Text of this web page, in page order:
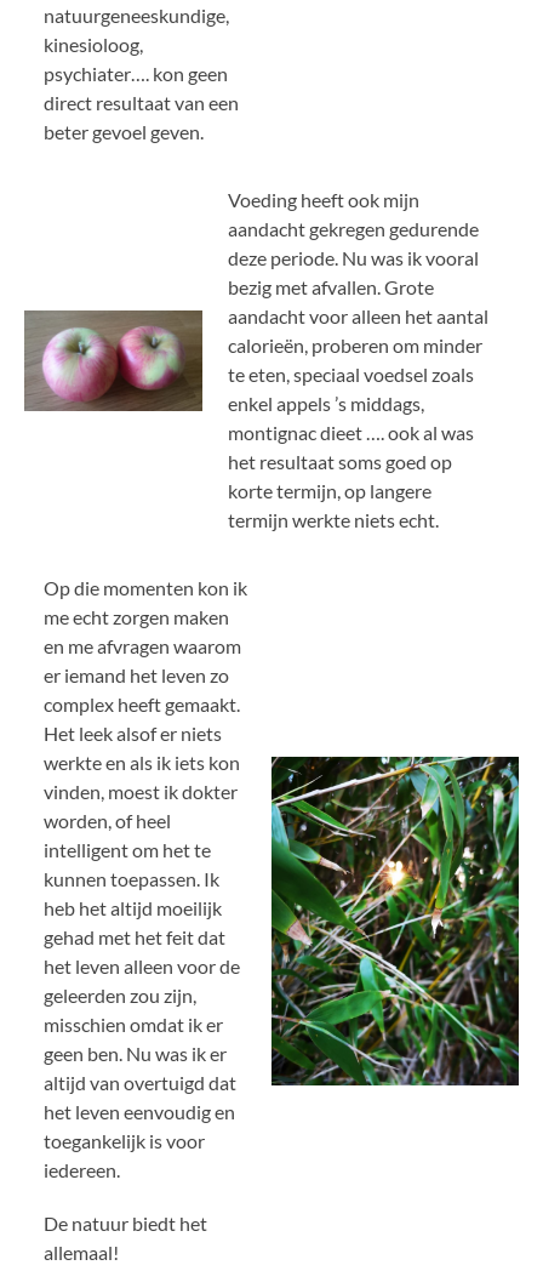
natuurgeneeskundige,
kinesioloog,
psychiater…. kon geen
direct resultaat van een
beter gevoel geven.
Voeding heeft ook mijn
aandacht gekregen gedurende
deze periode. Nu was ik vooral
bezig met afvallen. Grote
aandacht voor alleen het aantal
calorieën, proberen om minder
te eten, speciaal voedsel zoals
enkel appels ’s middags,
montignac dieet …. ook al was
het resultaat soms goed op
korte termijn, op langere
termijn werkte niets echt.
Op die momenten kon ik
me echt zorgen maken
en me afvragen waarom
er iemand het leven zo
complex heeft gemaakt.
Het leek alsof er niets
werkte en als ik iets kon
vinden, moest ik dokter
worden, of heel
intelligent om het te
kunnen toepassen. Ik
heb het altijd moeilijk
gehad met het feit dat
het leven alleen voor de
geleerden zou zijn,
misschien omdat ik er
geen ben. Nu was ik er
altijd van overtuigd dat
het leven eenvoudig en
toegankelijk is voor
iedereen.
De natuur biedt het
allemaal!